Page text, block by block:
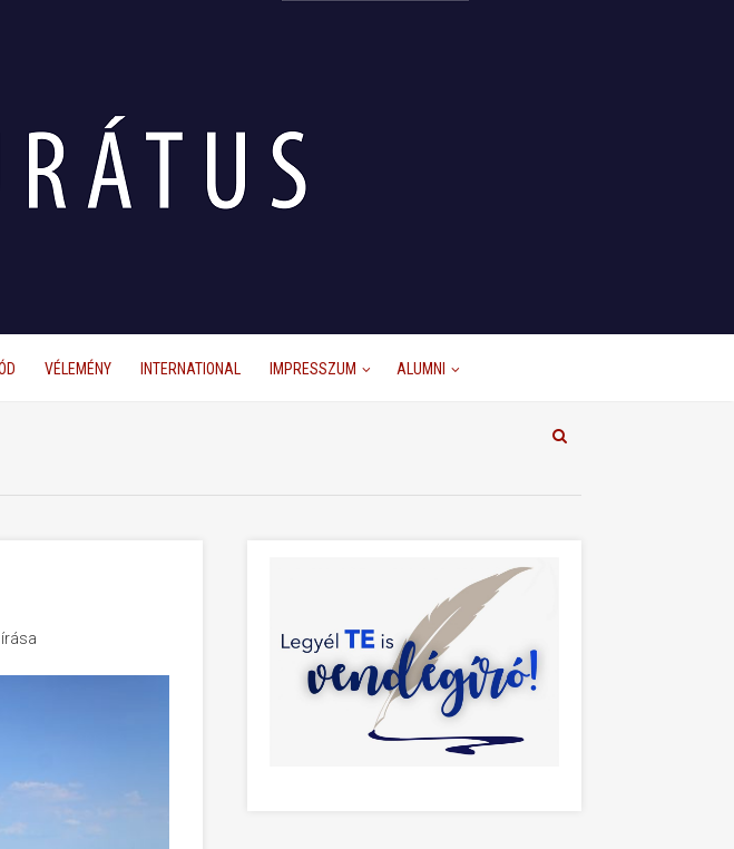
VÉLEMÉNY INTERNATIONAL IMPRESSZUM ALUMNI